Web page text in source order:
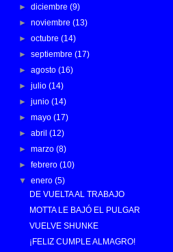
►diciembre(9)
►noviembre(13)
►octubre(14)
►septiembre(17)
►agosto(16)
►julio(14)
►junio(14)
►mayo(17)
►abril(12)
►marzo(8)
►febrero(10)
▼enero(5)
DE VUELTA AL TRABAJO
MOTTA LE BAJÓ EL PULGAR
VUELVE SHUNKE
¡FELIZ CUMPLE ALMAGRO!